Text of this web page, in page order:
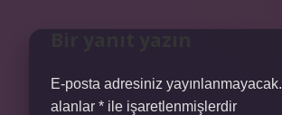
E-posta adresiniz yayınlanmayacak.
alanlar * ile işaretlenmişlerdir